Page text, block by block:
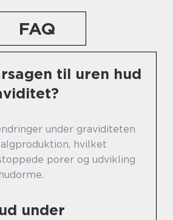
FAQ
til uren hud
under graviditeten
hvilket
porer og udvikling
under